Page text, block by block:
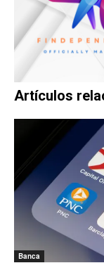
Artículos
Banca